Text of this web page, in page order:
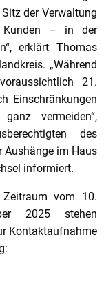
der Verwaltung
Kunden – in der
erklärt Thomas
„Während
21.
Einschränkungen
vermeiden“,
des
Aushänge im Haus
informiert.
vom 10.
2025 stehen
Kontaktaufnahme